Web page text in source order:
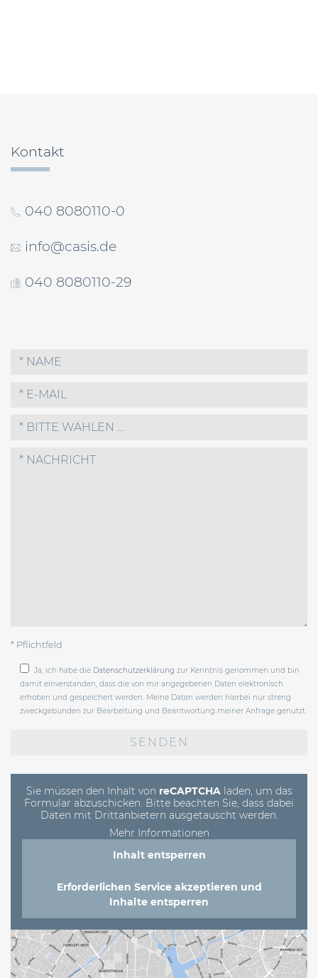
Kontakt
040 8080110-0
info@casis.de
040 8080110-29
* BITTE WÄHLEN ...
* Pflichtfeld
Ja, ich habe die Datenschutzerklärung zur Kenntnis genommen und bin
damit einverstanden, dass die von mir angegebenen Daten elektronisch
erhoben und gespeichert werden. Meine Daten werden hierbei nur streng
zweckgebunden zur Bearbeitung und Beantwortung meiner Anfrage genutzt.
Sie müssen den Inhalt von reCAPTCHAladen, um das
Formular abzuschicken. Bitte beachten Sie, dass dabei
Daten mit Drittanbietern ausgetauscht werden.
Mehr Informationen
Inhalt entsperren
Erforderlichen Service akzeptieren und
Inhalte entsperren